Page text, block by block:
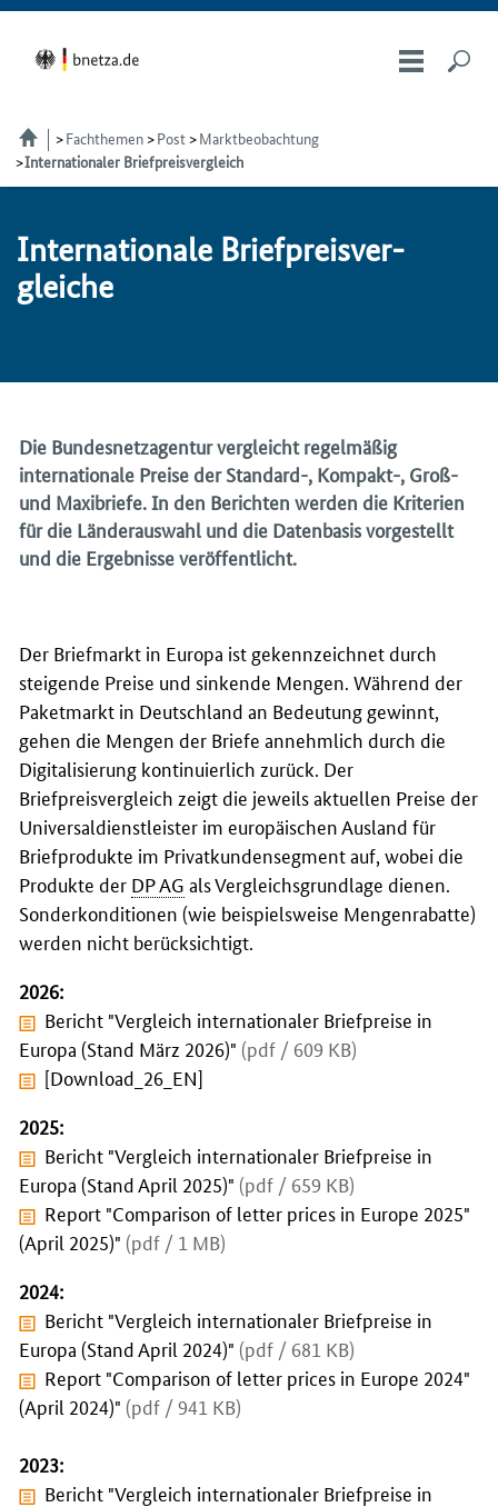
Fachthemen Post
Marktbeobachtung
Internationaler Briefpreisvergleich
Internationale Brief­preis­ver­
glei­che
Die Bundesnetzagentur vergleicht regelmäßig
internationale Preise der Standard-, Kompakt-, Groß-
und Maxibriefe. In den Berichten werden die Kriterien
für die Länderauswahl und die Datenbasis vorgestellt
und die Ergebnisse veröffentlicht.
Der Briefmarkt in Europa ist gekennzeichnet durch
steigende Preise und sinkende Mengen. Während der
Paketmarkt in Deutschland an Bedeutung gewinnt,
gehen die Mengen der Briefe annehmlich durch die
Digitalisierung kontinuierlich zurück. Der
Briefpreisvergleich zeigt die jeweils aktuellen Preise der
Universaldienstleister im europäischen Ausland für
Briefprodukte im Privatkundensegment auf, wobei die
Produkte der DP AG als Vergleichsgrundlage dienen.
Sonderkonditionen (wie beispielsweise Mengenrabatte)
werden nicht berücksichtigt.
2026:
Bericht "Vergleich internationaler Briefpreise in
Europa (Stand März 2026)" (pdf / 609 KB)
[Download_26_EN]
2025:
Bericht "Vergleich internationaler Briefpreise in
Europa (Stand April 2025)" (pdf / 659 KB)
Report "Comparison of letter prices in Europe 2025"
(April 2025)" (pdf / 1 MB)
2024:
Bericht "Vergleich internationaler Briefpreise in
Europa (Stand April 2024)" (pdf / 681 KB)
Report "Comparison of letter prices in Europe 2024"
(April 2024)" (pdf / 941 KB)
2023:
Bericht "Vergleich internationaler Briefpreise in